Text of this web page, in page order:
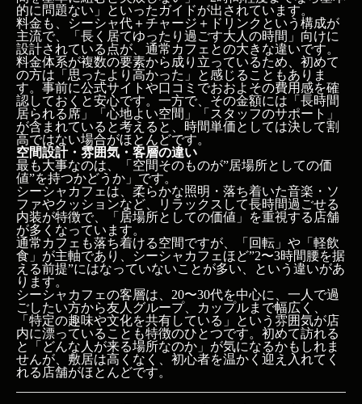
的に問題ない」といったガイドが出されています。
料金も、シーシャ代＋チャージ＋ドリンクという構成が
主流で、「長く居てゆったり過ごす大人の時間」向けに
設計されている点が、通常カフェとの大きな違いです。
料金体系が複数の要素から成り立っているため、初めて
の方は「思ったより高かった」と感じることもありま
す。事前に公式サイトや口コミでおおよその費用感を確
認しておくと安心です。一方で、その金額には「長時間
居られる席」「心地よい空間」「スタッフのサポート」
が含まれていると考えると、時間単価としては決して割
高ではない場合がほとんどです。
空間設計・雰囲気・客層の違い
最も大事なのは、「空間そのものが”居場所としての価
値”を持つかどうか」です。
シーシャカフェは、柔らかな照明・落ち着いた音楽・ソ
ファやクッションなど、リラックスして長時間過ごせる
内装が特徴で、「居場所としての価値」を重視する店舗
が多くなっています。
通常カフェも落ち着ける空間ですが、「回転」や「軽飲
食」が主軸であり、シーシャカフェほど”2〜3時間腰を据
える前提”にはなっていないことが多い、という違いがあ
ります。
シーシャカフェの客層は、20〜30代を中心に、一人で過
ごしたい方から友人グループ、カップルまで幅広く、
「特定の趣味や文化を共有している」という雰囲気が店
内に漂っていることも特徴のひとつです。初めて訪れる
と「どんな人が来る場所なのか」が気になるかもしれま
せんが、敷居は高くなく、初心者を温かく迎え入れてく
れる店舗がほとんどです。
この記事のポイント
今日のおさらい：要点3つ
この記事の結論
まとめ
シーシャカフェと通常カフェの基本的な違いは？
提供メニューとサービスの違い
滞在時間の前提と料金体系の違い
空間設計・雰囲気・客層の違い
シーシャカフェと通常カフェの違いを踏まえた利用シ
ーン別の選び方は？
一人で作業・読書をするときの選び分け
デート・深い会話・夜のチルタイムに向くのは？
初めてのシーシャ体験や非喫煙者にはどちらが良い
か
よくある質問
Q1. シーシャカフェと普通のカフェの一番大きな違
いは何ですか？
Q2. 作業するだけなら普通のカフェの方が良いです
か？
Q3. 非喫煙者でもシーシャカフェを楽しめますか？